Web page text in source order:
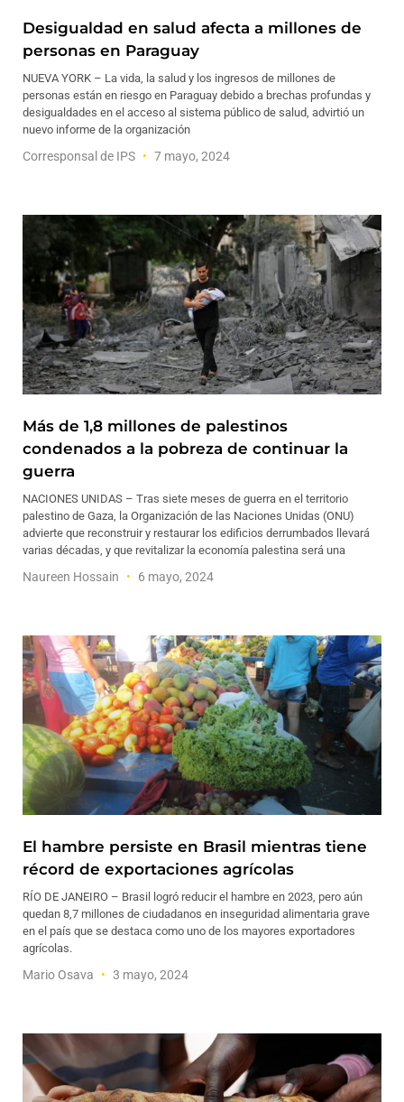
Desigualdad en salud afecta a millones de
personas en Paraguay
NUEVA YORK – La vida, la salud y los ingresos de millones de
personas están en riesgo en Paraguay debido a brechas profundas y
desigualdades en el acceso al sistema público de salud, advirtió un
nuevo informe de la organización
Corresponsal de IPS 7 mayo, 2024
Más de 1,8 millones de palestinos
condenados a la pobreza de continuar la
guerra
NACIONES UNIDAS – Tras siete meses de guerra en el territorio
palestino de Gaza, la Organización de las Naciones Unidas (ONU)
advierte que reconstruir y restaurar los edificios derrumbados llevará
varias décadas, y que revitalizar la economía palestina será una
Naureen Hossain 6 mayo, 2024
El hambre persiste en Brasil mientras tiene
récord de exportaciones agrícolas
RÍO DE JANEIRO – Brasil logró reducir el hambre en 2023, pero aún
quedan 8,7 millones de ciudadanos en inseguridad alimentaria grave
en el país que se destaca como uno de los mayores exportadores
agrícolas.
Mario Osava 3 mayo, 2024